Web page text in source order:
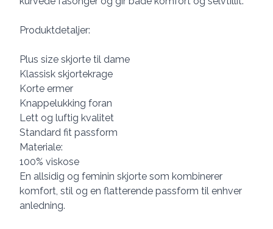
Produktdetaljer:
Plus size skjorte til dame
Klassisk skjortekrage
Korte ermer
Knappelukking foran
Lett og luftig kvalitet
Standard fit passform
Materiale:
100% viskose
En allsidig og feminin skjorte som kombinerer
komfort, stil og en flatterende passform til enhver
anledning.